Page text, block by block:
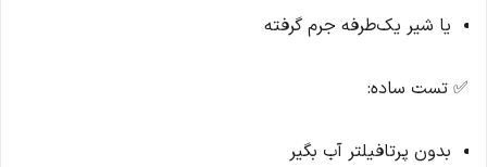
یا شیر یک‌طرفه جرم گرفته
✅ تست ساده:
بدون پرتافیلتر آب بگیر